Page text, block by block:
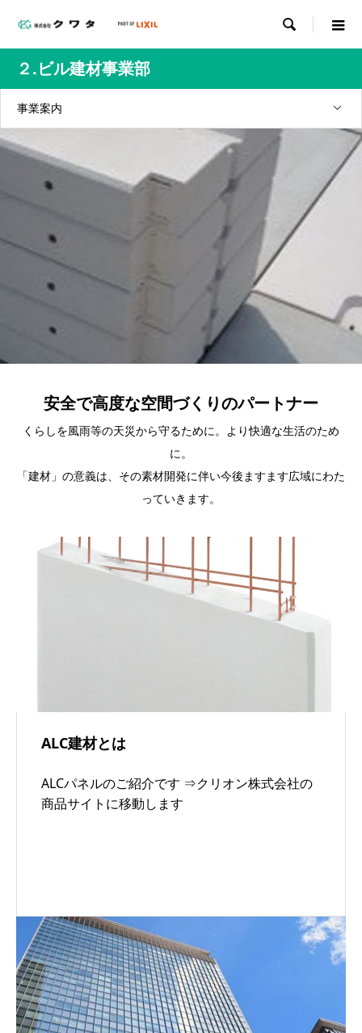

２.ビル建材事業部
事業案内
安全で高度な空間づくりのパートナー
くらしを風雨等の天災から守るために。より快適な生活のため
に。
「建材」の意義は、その素材開発に伴い今後ますます広域にわた
っていきます。
ALC建材とは
ALCパネルのご紹介です ⇒クリオン株式会社の
商品サイトに移動します